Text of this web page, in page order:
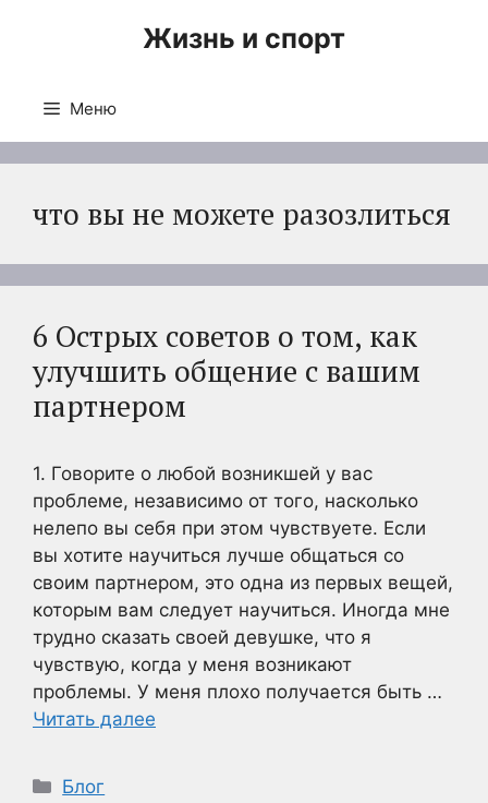
Жизнь и спорт
Меню
что вы не можете разозлиться
6 Острых советов о том, как
улучшить общение с вашим
партнером
1. Говорите о любой возникшей у вас
проблеме, независимо от того, насколько
нелепо вы себя при этом чувствуете. Если
вы хотите научиться лучше общаться со
своим партнером, это одна из первых вещей,
которым вам следует научиться. Иногда мне
трудно сказать своей девушке, что я
чувствую, когда у меня возникают
проблемы. У меня плохо получается быть …
Читать далее
Рубрики
Блог